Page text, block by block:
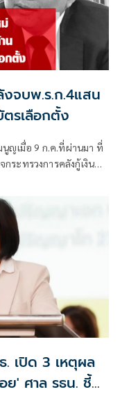
ตรเลือกตั้ง
ญเมื่อ 9 ก.ค.ที่ผ่านมา ที่
ระทรวงการคลังกู้เงิน
องประเทศ พ.ศ.2569
อกโดยมติคณะรัฐมนตรี
นูญ มาตรา 172 วรรค
เปิด 3 เหตุผล
ย' ศาล รธน. ชี้